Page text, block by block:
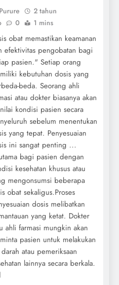
Purure
2 tahun
0 1 mins
obat memastikan keamanan
efektivitas pengobatan bagi
pasien." Setiap orang
kebutuhan dosis yang
beda. Seorang ahli
atau dokter biasanya akan
kondisi pasien secara
sebelum menentukan
yang tepat. Penyesuaian
ini sangat penting ...
bagi pasien dengan
kesehatan khusus atau
mengonsumsi beberapa
obat sekaligus.Proses
dosis melibatkan
yang ketat. Dokter
ahli farmasi mungkin akan
pasien untuk melakukan
atau pemeriksaan
lainnya secara berkala.